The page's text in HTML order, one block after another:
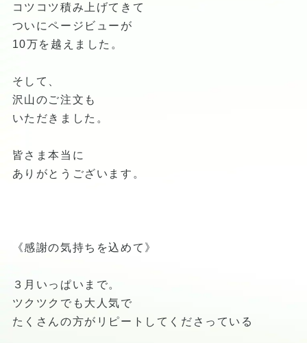
コツコツ積み上げてきて
ついにページビューが
10万を越えました。
そして、
沢山のご注文も
いただきました。
皆さま本当に
ありがとうございます。
《感謝の気持ちを込めて》
３月いっぱいまで。
ツクツクでも大人気で
たくさんの方がリピートしてくださっている